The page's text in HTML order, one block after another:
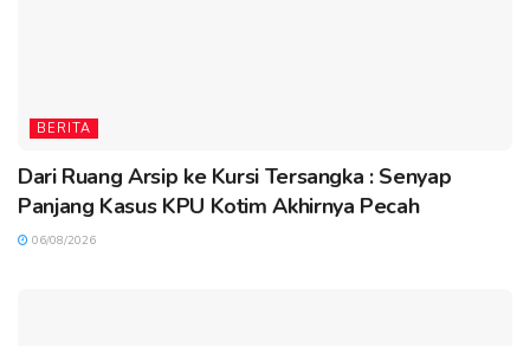
BERITA
Dari Ruang Arsip ke Kursi Tersangka : Senyap
Panjang Kasus KPU Kotim Akhirnya Pecah
06/08/2026